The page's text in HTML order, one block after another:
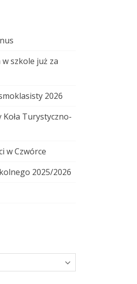
szkole już za
2026
Turystyczno-
w Czwórce
2025/2026